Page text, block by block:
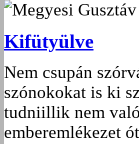
Megyesi Gusztáv
Kifütyülve
Nem csupán
szónokokat is ki
tudniillik nem
emberemlékezet